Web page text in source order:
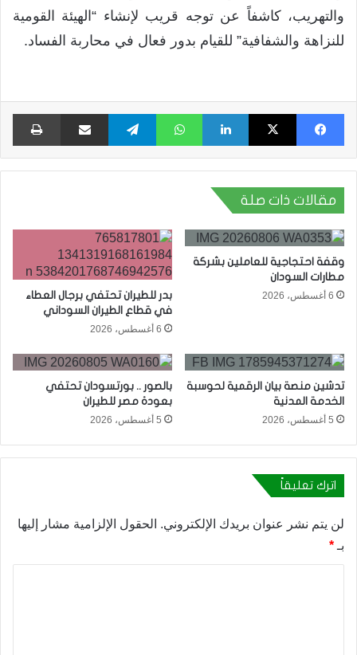
والتهريب، كاشفاً عن توجه قريب لإنشاء “الهيئة القومية
للنزاهة والشفافية” للقيام بدور فعال في محاربة الفساد.
فيسبوك X لينكدإن واتساب تيلقرام مشاركة عبر البريد
مقالات ذات صلة
وقفة احتجاجية للعاملين بشركة
مطارات السودان
6 أغسطس، 2026
بدر للطيران تحتفي برجال العطاء
في قطاع الطيران السوداني
6 أغسطس، 2026
تدشين منصة بيان الرقمية لحوسبة
الخدمة المدنية
5 أغسطس، 2026
بالصور .. بورتسودان تحتفي
بعودة مصر للطيران
5 أغسطس، 2026
اترك تعليقاً
لن يتم نشر عنوان بريدك الإلكتروني. الحقول الإلزامية مشار إليها
بـ *